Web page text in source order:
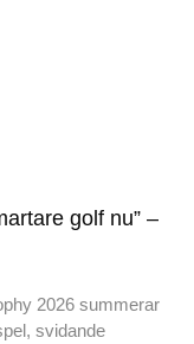
golf nu” –
2026 summerar
svidande